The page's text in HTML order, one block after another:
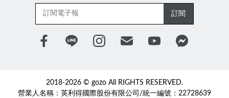
訂閱
2018-2026 © gozo All RIGHTS RESERVED.
營業人名稱：英利得國際股份有限公司/統一編號：22728639